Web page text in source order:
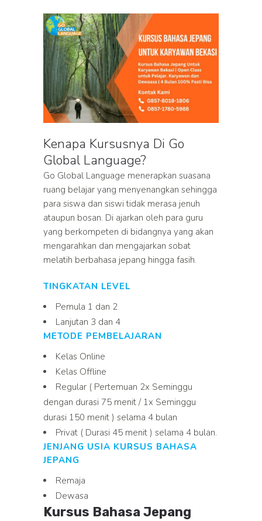
Kenapa Kursusnya Di Go
Global Language?
Go Global Language menerapkan suasana
ruang belajar yang menyenangkan sehingga
para siswa dan siswi tidak merasa jenuh
ataupun bosan. Di ajarkan oleh para guru
yang berkompeten di bidangnya yang akan
mengarahkan dan mengajarkan sobat
melatih berbahasa jepang hingga fasih.
TINGKATAN LEVEL
Pemula 1 dan 2
Lanjutan 3 dan 4
METODE PEMBELAJARAN
Kelas Online
Kelas Offline
Regular ( Pertemuan 2x Seminggu
dengan durasi 75 menit / 1x Seminggu
durasi 150 menit ) selama 4 bulan
Privat ( Durasi 45 menit ) selama 4 bulan.
JENJANG USIA KURSUS BAHASA
JEPANG
Remaja
Dewasa
Kursus Bahasa Jepang